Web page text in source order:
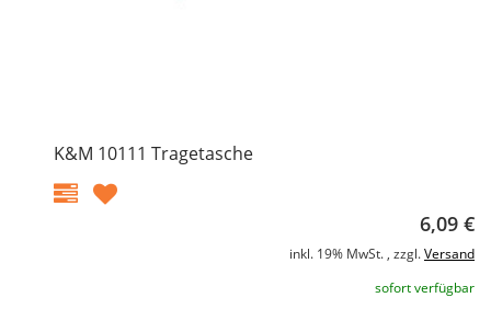
K&M 10111 Tragetasche
6,09 €
inkl. 19% MwSt. , zzgl. Versand
sofort verfügbar